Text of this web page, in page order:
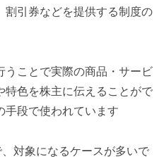
割引券などを提供する制度の
ことで実際の商品・サービ
特色を株主に伝えることがで
手段で使われています
対象になるケースが多いで